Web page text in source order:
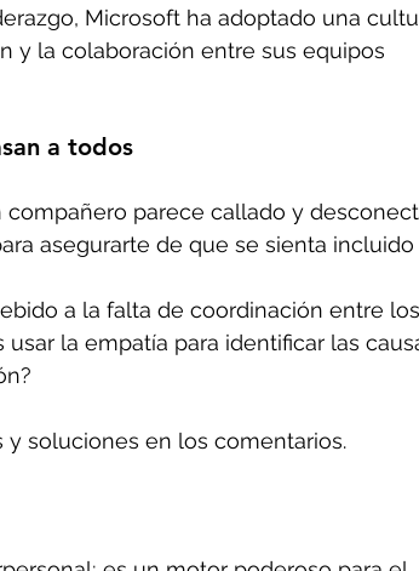
Microsoft ha adoptado una
y la colaboración entre sus equipos
a todos
compañero parece callado y
asegurarte de que se sienta incluido
a la falta de coordinación entre los
la empatía para identificar las
soluciones en los comentarios.